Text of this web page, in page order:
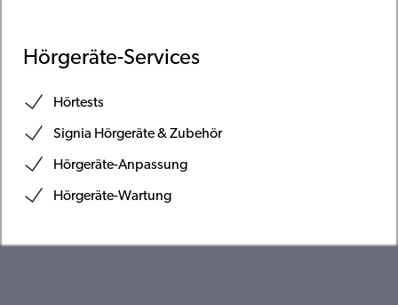
Hörgeräte-Services
Hörtests
Signia Hörgeräte & Zubehör
Hörgeräte-Anpassung
Hörgeräte-Wartung